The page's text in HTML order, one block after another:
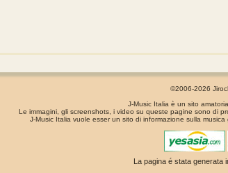
©2006-2026
J-Music Italia è un sito
Le immagini, gli screenshots, i video su queste pagine sono di
J-Music Italia vuole esser un sito di informazione sulla
La pagina é stata generata